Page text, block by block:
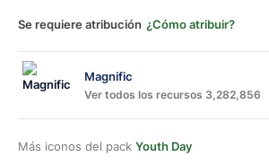
Se requiere atribución ¿Cómo atribuir?
Magnific
Ver todos los recursos 3,282,856
Más iconos del pack Youth Day